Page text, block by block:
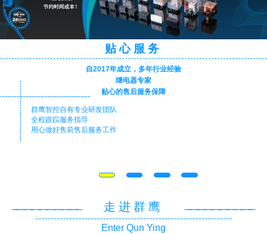
贴心服务
自2017年成立，多年行业经验
继电器专家
贴心的售后服务保障
群鹰智控自有专业研发团队
全程跟踪服务指导
用心做好售前售后服务工作
走进群鹰
Enter Qun Ying